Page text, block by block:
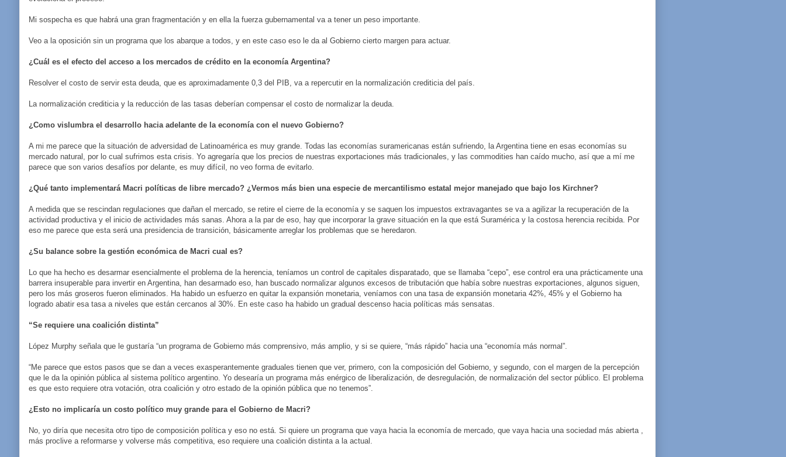
Mi sospecha es que habrá una gran fragmentación y en ella la fuerza gubernamental va a tener un peso importante.
Veo a la oposición sin un programa que los abarque a todos, y en este caso eso le da al Gobierno cierto margen para actuar.
¿Cuál es el efecto del acceso a los mercados de crédito en la economía Argentina?
Resolver el costo de servir esta deuda, que es aproximadamente 0,3 del PIB, va a repercutir en la normalización crediticia del país.
La normalización crediticia y la reducción de las tasas deberían compensar el costo de normalizar la deuda.
¿Como vislumbra el desarrollo hacia adelante de la economía con el nuevo Gobierno?
A mi me parece que la situación de adversidad de Latinoamérica es muy grande. Todas las economías suramericanas están sufriendo, la Argentina tiene en esas economías su
mercado natural, por lo cual sufrimos esta crisis. Yo agregaría que los precios de nuestras exportaciones más tradicionales, y las commodities han caído mucho, así que a mí me
parece que son varios desafíos por delante, es muy difícil, no veo forma de evitarlo.
¿Qué tanto implementará Macri políticas de libre mercado? ¿Vermos más bien una especie de mercantilismo estatal mejor manejado que bajo los Kirchner?
A medida que se rescindan regulaciones que dañan el mercado, se retire el cierre de la economía y se saquen los impuestos extravagantes se va a agilizar la recuperación de la
actividad productiva y el inicio de actividades más sanas. Ahora a la par de eso, hay que incorporar la grave situación en la que está Suramérica y la costosa herencia recibida. Por
eso me parece que esta será una presidencia de transición, básicamente arreglar los problemas que se heredaron.
¿Su balance sobre la gestión económica de Macri cual es?
Lo que ha hecho es desarmar esencialmente el problema de la herencia, teníamos un control de capitales disparatado, que se llamaba “cepo”, ese control era una prácticamente una
barrera insuperable para invertir en Argentina, han desarmado eso, han buscado normalizar algunos excesos de tributación que había sobre nuestras exportaciones, algunos siguen,
pero los más groseros fueron eliminados. Ha habido un esfuerzo en quitar la expansión monetaria, veníamos con una tasa de expansión monetaria 42%, 45% y el Gobierno ha
logrado abatir esa tasa a niveles que están cercanos al 30%. En este caso ha habido un gradual descenso hacia políticas más sensatas.
“Se requiere una coalición distinta”
López Murphy señala que le gustaría “un programa de Gobierno más comprensivo, más amplio, y si se quiere, “más rápido” hacia una “economía más normal”.
“Me parece que estos pasos que se dan a veces exasperantemente graduales tienen que ver, primero, con la composición del Gobierno, y segundo, con el margen de la percepción
que le da la opinión pública al sistema político argentino. Yo desearía un programa más enérgico de liberalización, de desregulación, de normalización del sector público. El problema
es que esto requiere otra votación, otra coalición y otro estado de la opinión pública que no tenemos”.
¿Esto no implicaría un costo político muy grande para el Gobierno de Macri?
No, yo diría que necesita otro tipo de composición política y eso no está. Si quiere un programa que vaya hacia la economía de mercado, que vaya hacia una sociedad más abierta ,
más proclive a reformarse y volverse más competitiva, eso requiere una coalición distinta a la actual.